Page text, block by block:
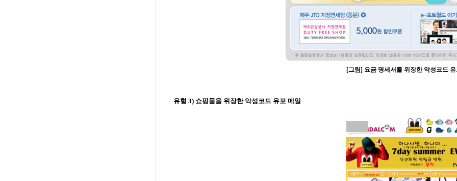
[그림] 요금 명세서를 위장한 악성코드
유형 3) 쇼핑몰을 위장한 악성코드 유포 메일